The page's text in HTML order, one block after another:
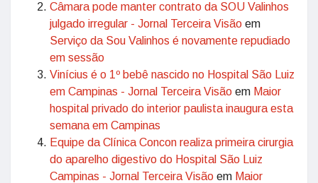
Câmara pode manter contrato da SOU Valinhos
julgado irregular - Jornal Terceira Visão em
Serviço da Sou Valinhos é novamente repudiado
em sessão
Vinícius é o 1º bebê nascido no Hospital São Luiz
em Campinas - Jornal Terceira Visão em Maior
hospital privado do interior paulista inaugura esta
semana em Campinas
Equipe da Clínica Concon realiza primeira cirurgia
do aparelho digestivo do Hospital São Luiz
Campinas - Jornal Terceira Visão em Maior